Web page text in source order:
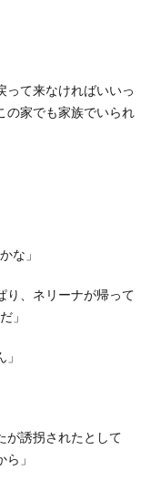
って来なければいいっ
の家でも家族でいられ
な」
り、ネリーナが帰って
」
が誘拐されたとして
」